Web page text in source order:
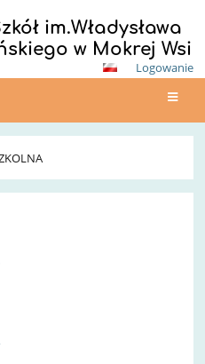
im.Władysława
w Mokrej Wsi
Logowanie